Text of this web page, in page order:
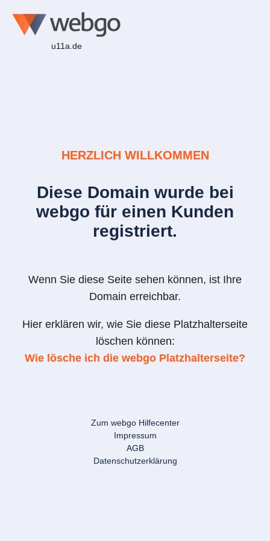
u11a.de
HERZLICH WILLKOMMEN
Diese Domain wurde bei
webgo für einen Kunden
registriert.
Wenn Sie diese Seite sehen können, ist Ihre
Domain erreichbar.
Hier erklären wir, wie Sie diese Platzhalterseite
löschen können:
Wie lösche ich die webgo Platzhalterseite?
Zum webgo Hilfecenter
Impressum
AGB
Datenschutzerklärung